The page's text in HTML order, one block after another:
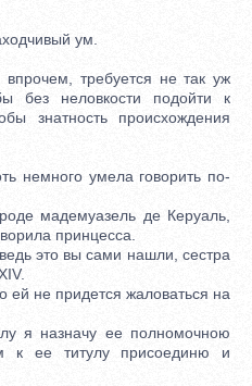
ум.
требуется не так уж
без неловкости подойти к
знатность происхождения
умела говорить по-
мадемуазель де Керуаль,
принцесса.
это вы сами нашли, сестра
не придется жаловаться на
я назначу ее полномочною
к ее титулу присоединю и